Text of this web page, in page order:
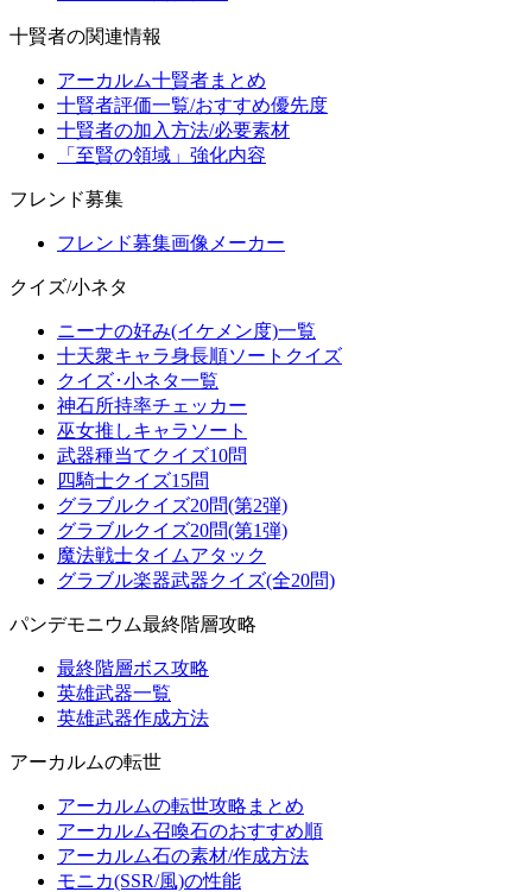
十賢者の関連情報
アーカルム十賢者まとめ
十賢者評価一覧/おすすめ優先度
十賢者の加入方法/必要素材
「至賢の領域」強化内容
フレンド募集
フレンド募集画像メーカー
クイズ/小ネタ
ニーナの好み(イケメン度)一覧
十天衆キャラ身長順ソートクイズ
クイズ･小ネタ一覧
神石所持率チェッカー
巫女推しキャラソート
武器種当てクイズ10問
四騎士クイズ15問
グラブルクイズ20問(第2弾)
グラブルクイズ20問(第1弾)
魔法戦士タイムアタック
グラブル楽器武器クイズ(全20問)
パンデモニウム最終階層攻略
最終階層ボス攻略
英雄武器一覧
英雄武器作成方法
アーカルムの転世
アーカルムの転世攻略まとめ
アーカルム召喚石のおすすめ順
アーカルム石の素材/作成方法
モニカ(SSR/風)の性能